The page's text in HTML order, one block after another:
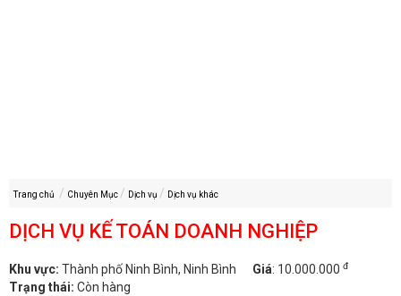
Trang chủ Chuyên Mục Dịch vụ Dịch vụ khác
DỊCH VỤ KẾ TOÁN DOANH NGHIỆP
Khu vực: Thành phố Ninh Bình, Ninh Bình Giá: 10.000.000 đ
Trạng thái: Còn hàng